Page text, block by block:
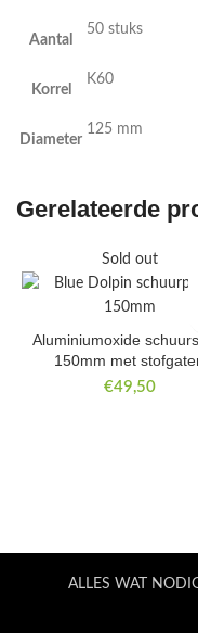
Aantal
50 stuks
Korrel
K60
Diameter
125 mm
Gerelateerde
Sold out
Aluminiumoxide
150mm met
€49,50
ALLES WAT